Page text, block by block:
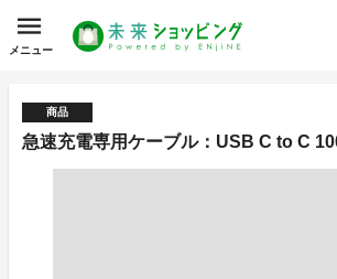
メニュー
商品
急速充電専用ケーブル：USB C to C